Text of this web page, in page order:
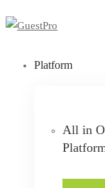
Platform
All in